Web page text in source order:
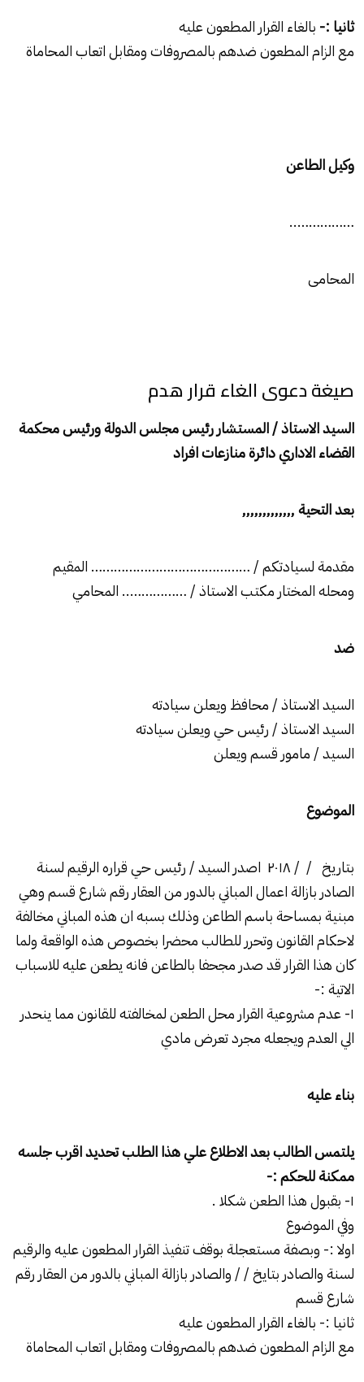
ثانيا :- بالغاء القرار المطعون عليه
مع الزام المطعون ضدهم بالمصروفات ومقابل اتعاب المحاماة
وكيل الطاعن
……………..
المحامى
صيغة دعوى الغاء قرار هدم
السيد الاستاذ / المستشار رئيس مجلس الدولة ورئيس محكمة
القضاء الاداري دائرة منازعات افراد
بعد التحية,,,,,,,,,,,,,
مقدمة لسيادتكم / …………………………………… المقيم
ومحله المختار مكتب الاستاذ / …………….. المحامي
ضد
السيد الاستاذ / محافظ ويعلن سيادته
السيد الاستاذ / رئيس حي ويعلن سيادته
السيد / مامور قسم ويعلن
الموضوع
بتاريخ / / ۲۰۱۸ اصدر السيد / رئيس حي قراره الرقيم لسنة
الصادر بازالة اعمال المباني بالدور من العقار رقم شارع قسم وهي
مبنية بمساحة باسم الطاعن وذلك بسبه ان هذه المباني مخالفة
لاحكام القانون وتحرر للطالب محضرا بخصوص هذه الواقعة ولما
كان هذا القرار قد صدر مجحفا بالطاعن فانه يطعن عليه للاسباب
الاتية :-
۱- عدم مشروعية القرار محل الطعن لمخالفته للقانون مما ينحدر
الي العدم ويجعله مجرد تعرض مادي
بناء عليه
يلتمس الطالب بعد الاطلاع علي هذا الطلب تحديد اقرب جلسه
ممكنة للحكم:-
۱- بقبول هذا الطعن شكلا .
وفي الموضوع
اولا :- وبصفة مستعجلة بوقف تنفيذ القرار المطعون عليه والرقيم
لسنة والصادر بتايخ / / والصادر بازالة المباني بالدور من العقار رقم
شارع قسم
ثانيا :- بالغاء القرار المطعون عليه
مع الزام المطعون ضدهم بالمصروفات ومقابل اتعاب المحاماة